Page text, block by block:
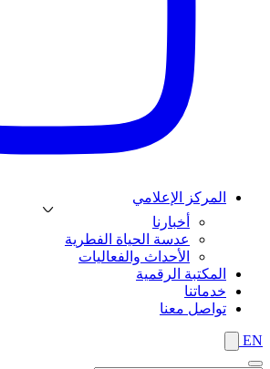
المركز الإعلامي
أخبارنا
عدسة الحياة الفطرية
الأحداث والفعاليات
المكتبة الرقمية
خدماتنا
تواصل معنا
EN